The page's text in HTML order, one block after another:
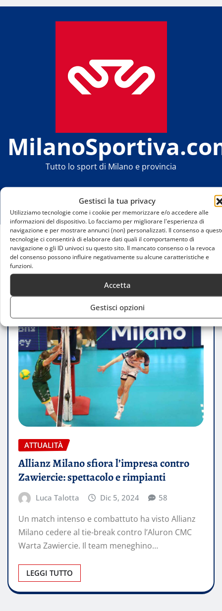
Gestisci la tua privacy
Utilizziamo tecnologie come i cookie per memorizzare e/o accedere alle
informazioni del dispositivo. Lo facciamo per migliorare l'esperienza di
navigazione e per mostrare annunci (non) personalizzati. Il consenso a
tecnologie ci consentirà di elaborare dati quali il comportamento di
navigazione o gli ID univoci su questo sito. Il mancato consenso o la revoca
del consenso possono influire negativamente su alcune caratteristiche e
funzioni.
Accetta
Gestisci opzioni
Tutto lo sport di Milano e provincia
Home
Allianz Milano sfiora l’impresa contro Zawiercie:
spettacolo e rimpianti
ATTUALITÀ
Allianz Milano sfiora l’impresa contro
Zawiercie: spettacolo e rimpianti
Luca Talotta Dic 5, 2024 58
Un match intenso e combattuto ha visto Allianz
Milano cedere al tie-break contro l’Aluron CMC
Warta Zawiercie. Il team meneghino…
LEGGI TUTTO